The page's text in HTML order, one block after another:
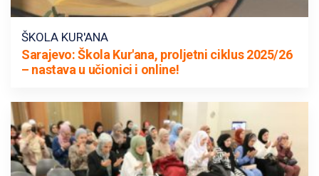
ŠKOLA KUR'ANA
Sarajevo: Škola Kur'ana, proljetni ciklus 2025/26
– nastava u učionici i online!